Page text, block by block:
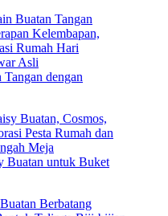
dengan
Buatan untuk Buket